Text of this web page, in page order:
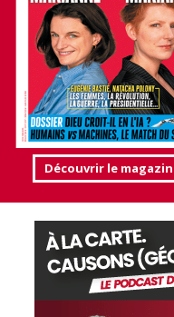
Découvrir le